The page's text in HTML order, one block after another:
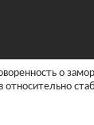
о
относительно